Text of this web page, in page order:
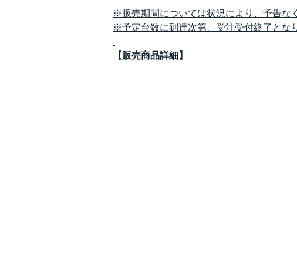
※販売期間については状況により、予告な
※予定台数に到達次第、受注受付終了とな
【販売商品詳細】